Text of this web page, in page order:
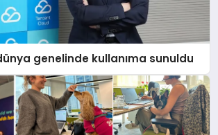
genelinde kullanıma sunuldu